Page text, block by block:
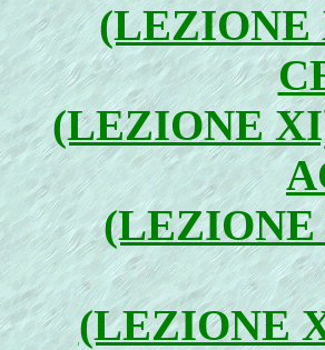
(LEZIONE
(LEZIONE
(LEZIONE
(LEZIONE